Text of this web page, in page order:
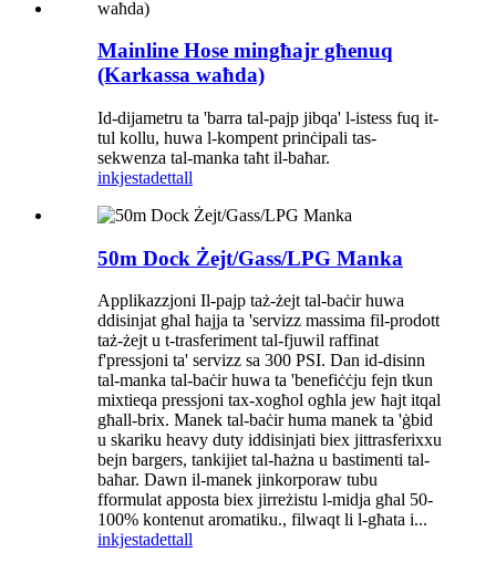
Mainline Hose mingħajr għenuq
(Karkassa waħda)
Id-dijametru ta 'barra tal-pajp jibqa' l-istess fuq it-
tul kollu, huwa l-kompent prinċipali tas-
sekwenza tal-manka taħt il-baħar.
inkjestadettall
50m Dock Żejt/Gass/LPG Manka
Applikazzjoni Il-pajp taż-żejt tal-baċir huwa
ddisinjat għal ħajja ta 'servizz massima fil-prodott
taż-żejt u t-trasferiment tal-fjuwil raffinat
f'pressjoni ta' servizz sa 300 PSI. Dan id-disinn
tal-manka tal-baċir huwa ta 'benefiċċju fejn tkun
mixtieqa pressjoni tax-xogħol ogħla jew ħajt itqal
għall-brix. Manek tal-baċir huma manek ta 'ġbid
u skariku heavy duty iddisinjati biex jittrasferixxu
bejn bargers, tankijiet tal-ħażna u bastimenti tal-
baħar. Dawn il-manek jinkorporaw tubu
fformulat apposta biex jirreżistu l-midja għal 50-
100% kontenut aromatiku., filwaqt li l-għata i...
inkjestadettall